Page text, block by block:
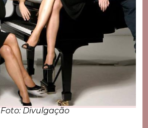
Foto: Divulgação